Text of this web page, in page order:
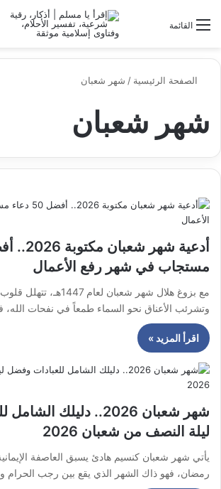
القائمة البحث عن
الصفحة الرئيسية / شهر شعبان
شهر شعبان
مستجاب في شهر رفع الأعمال
مع بزوغ هلال شهر شعبان
وتشرئب الأعناق نحو السماء طمعاً في نفحات
اقرأ المزيد »
شهر شعبان 2026.. دليلك
ليلة النصف من شعبان 2026
يأتي شهر شعبان كنسيم هادئ يسبق العاصفة
رمضان، فهو ذاك الشهر الذي يقع بين رجب